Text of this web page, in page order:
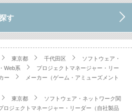
す
東京都 千代田区
ソフトウェア・
Web系
プロジェクトマネージャー・リー
ー
メーカー（ゲーム・アミューズメント
東京都
ソフトウェア・ネットワーク関
ロジェクトマネージャー・リーダー（自社製品